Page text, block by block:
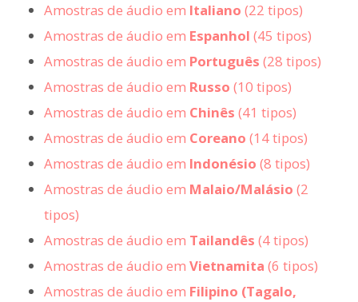
Amostras de áudio em Italiano (22 tipos)
Amostras de áudio em Espanhol (45 tipos)
Amostras de áudio em Português (28 tipos)
Amostras de áudio em Russo (10 tipos)
Amostras de áudio em Chinês (41 tipos)
Amostras de áudio em Coreano (14 tipos)
Amostras de áudio em Indonésio (8 tipos)
Amostras de áudio em Malaio/Malásio (2
tipos)
Amostras de áudio em Tailandês (4 tipos)
Amostras de áudio em Vietnamita (6 tipos)
Amostras de áudio em Filipino (Tagalo,